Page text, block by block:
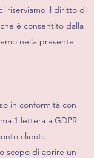
riserviamo il diritto di
è consentito dalla
nella presente
in conformità con
1 lettera a GDPR
cliente,
scopo di aprire un